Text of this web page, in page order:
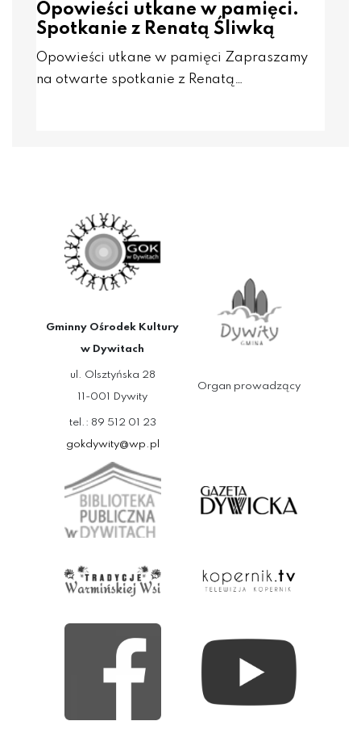
Opowieści utkane w pamięci.
Spotkanie z Renatą Śliwką
Opowieści utkane w pamięci Zapraszamy
na otwarte spotkanie z Renatą…
Gminny Ośrodek Kultury
w Dywitach
ul. Olsztyńska 28
11-001 Dywity
tel.: 89 512 01 23
gokdywity@wp.pl
Organ prowadzący